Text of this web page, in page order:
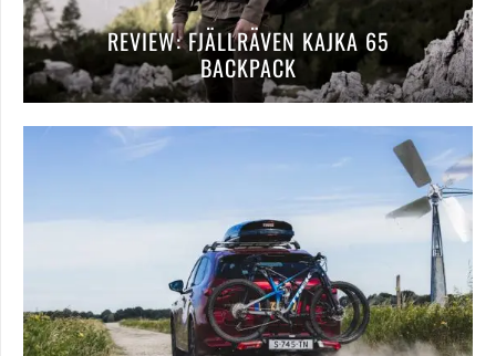
REVIEW: FJÄLLRÄVEN KAJKA 65
BACKPACK